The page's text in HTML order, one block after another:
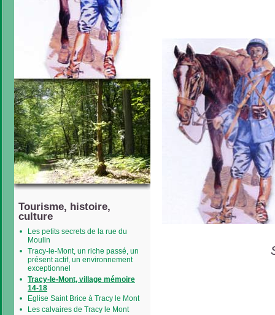
Tourisme, histoire,
culture
Les petits secrets de la rue du
Moulin
Tracy-le-Mont, un riche passé, un
présent actif, un environnement
exceptionnel
Tracy-le-Mont, village mémoire
14-18
Eglise Saint Brice à Tracy le Mont
Les calvaires de Tracy le Mont